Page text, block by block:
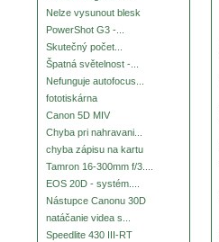
Nelze vysunout blesk
PowerShot G3 -...
Skutečný počet...
Špatná světelnost -...
Nefunguje autofocus...
fototiskárna
Canon 5D MIV
Chyba pri nahravani...
chyba zápisu na kartu
Tamron 16-300mm f/3....
EOS 20D - systém....
Nástupce Canonu 30D
natáčanie videa s...
Speedlite 430 III-RT